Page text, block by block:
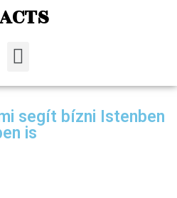
segít bízni Istenben
is